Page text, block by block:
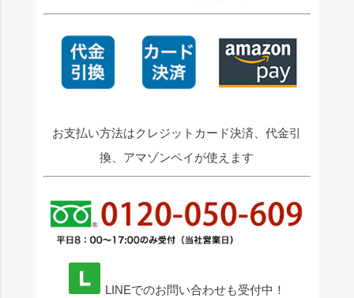
お支払い方法はクレジットカード決済、代金引
換、アマゾンペイが使えます
LINEでのお問い合わせも受付中！